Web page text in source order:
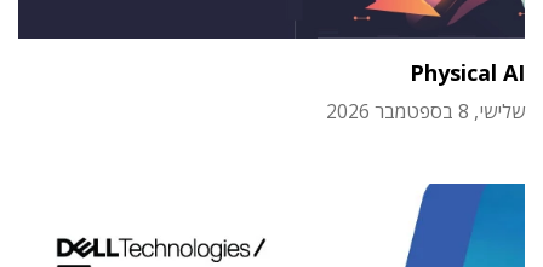
Physical AI
שלישי, 8 בספטמבר 2026